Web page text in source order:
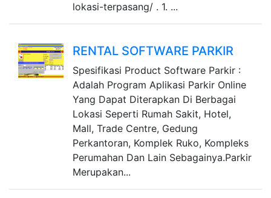
lokasi-terpasang/ . 1. ...
RENTAL SOFTWARE PARKIR
Spesifikasi Product Software Parkir :
Adalah Program Aplikasi Parkir Online
Yang Dapat Diterapkan Di Berbagai
Lokasi Seperti Rumah Sakit, Hotel,
Mall, Trade Centre, Gedung
Perkantoran, Komplek Ruko, Kompleks
Perumahan Dan Lain Sebagainya.Parkir
Merupakan...